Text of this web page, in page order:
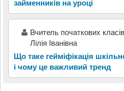
займенників на уроці
Вчитель початкових
Лілія Іванівна
Що таке гейміфікація
і чому це важливий тренд